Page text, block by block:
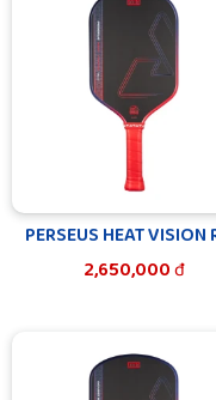
PERSEUS HEAT VISION
2,650,000đ